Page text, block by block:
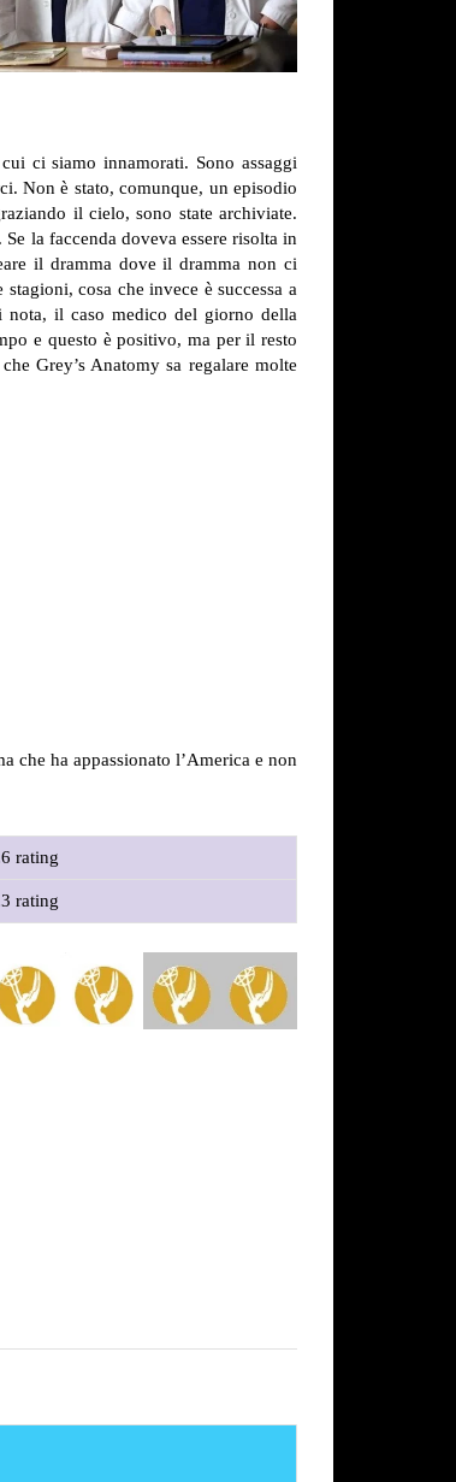
ci siamo innamorati. Sono assaggi
Non è stato, comunque, un episodio
il cielo, sono state archiviate.
la faccenda doveva essere risolta in
il dramma dove il dramma non ci
cosa che invece è successa a
nota, il caso medico del giorno della
e questo è positivo, ma per il resto
Grey’s Anatomy sa regalare molte
che ha appassionato l’America e non
rating
rating